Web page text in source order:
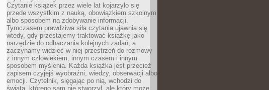
Czytanie książek przez wiele lat kojarzyło się
przede wszystkim z nauką, obowiązkiem szkolnym
albo sposobem na zdobywanie informacji.
Tymczasem prawdziwa siła czytania ujawnia się
wtedy, gdy przestajemy traktować książkę jako
narzędzie do odhaczania kolejnych zadań, a
zaczynamy widzieć w niej przestrzeń do rozmowy
z innym człowiekiem, innym czasem i innym
sposobem myślenia. Każda książka jest przecież
zapisem czyjejś wyobraźni, wiedzy, obserwacji albo
emocji. Czytelnik, sięgając po nią, wchodzi do
świata, którego sam nie stworzył, ale który może